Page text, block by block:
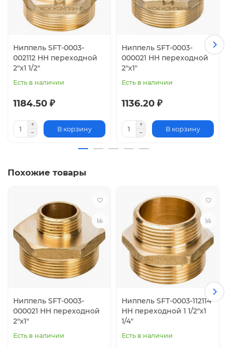
Ниппель SFT-0003-
002112 НН переходной
2"x1 1/2"
Есть в наличии
1184.50 ₽
В корзину
Ниппель SFT-0003-
000021 НН переходной
2"x1"
Есть в наличии
1136.20 ₽
В корзину
Похожие товары
Ниппель SFT-0003-
000021 НН переходной
2"x1"
Есть в наличии
Ниппель SFT-0003-112114
НН переходной 1 1/2"x1
1/4"
Есть в наличии